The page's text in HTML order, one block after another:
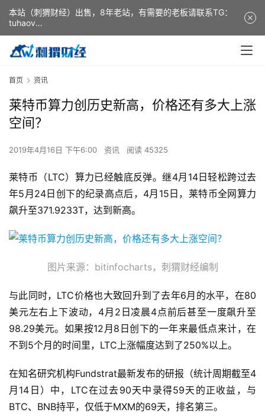
首页 资讯
莱特币算力创历史新高，价格还有多大上涨
空间？
2019年4月16日 下午6:00 资讯 阅读 45325
莱特币（LTC）算力已经触底反弹。继4月14日轻松跨过去
年5月24日创下的纪录高点后，4月15日，莱特币全网算力
飙升至371.9233T，达到新高。
图片来源：bitinfocharts，刺猬财经编制
与此同时，LTC价格也大致回升到了去年6月的水平，在80
美元左右上下波动，4月2日凌晨4点前后甚至一度飙升至
98.29美元。如果按12月8日创下的一年来最低点来计，在
不到5个月的时间里，LTC上涨幅度达到了250%以上。
在知名研究机构Fundstrat最新发布的研报（统计周期截至4
月14日）中，LTC在过去90天中录得59天的正收益，与
BTC、BNB持平，仅低于MXM的69天，排名第三。
本站（刺猬财经）出售，8年老站，有需要的老板请联系TG：
tuhaov
This website (ciweicaijing) is for sale. It is a 8-year-old
website. If you need it, please contact TG: tuhaov